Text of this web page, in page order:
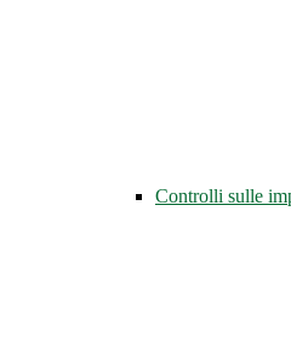
Controlli sulle